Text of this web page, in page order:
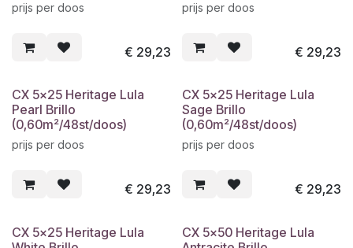
prijs per doos
€ 29,23
prijs per doos
€ 29,23
CX 5x25 Heritage Lula
Pearl Brillo
(0,60m²/48st/doos)
prijs per doos
€ 29,23
CX 5x25 Heritage Lula
Sage Brillo
(0,60m²/48st/doos)
prijs per doos
€ 29,23
CX 5x25 Heritage Lula
CX 5x50 Heritage Lula